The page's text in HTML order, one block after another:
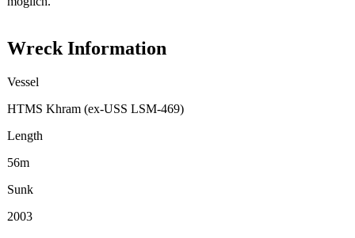
Wreck Information
Vessel
HTMS Khram (ex-USS LSM-469)
Length
56m
Sunk
2003